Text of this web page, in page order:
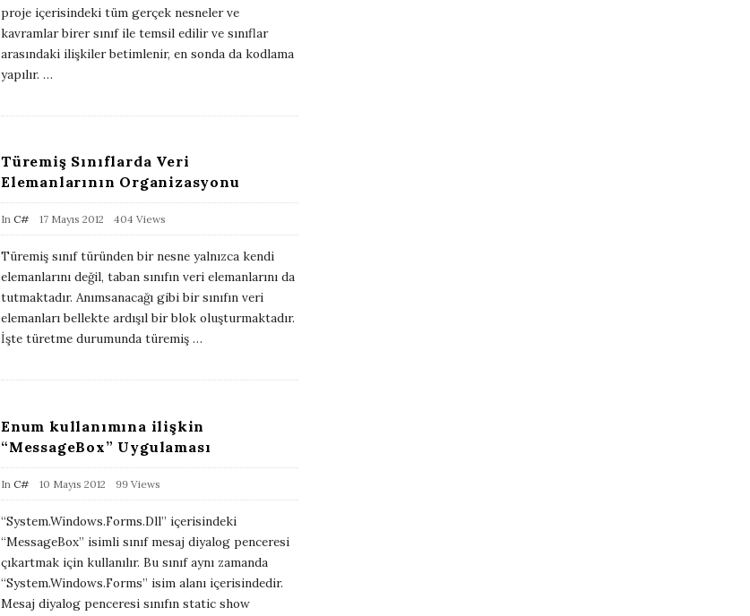
i
s
proje içerisindeki tüm gerçek nesneler ve
kavramlar birer sınıf ile temsil edilir ve sınıflar
arasındaki ilişkiler betimlenir, en sonda da kodlama
yapılır. …
Türemiş Sınıflarda Veri
Elemanlarının Organizasyonu
In C#
P
i
s
t
17 Mayıs 2012 404 Views
Türemiş sınıf türünden bir nesne yalnızca kendi
elemanlarını değil, taban sınıfın veri elemanlarını da
tutmaktadır. Anımsanacağı gibi bir sınıfın veri
elemanları bellekte ardışıl bir blok oluşturmaktadır.
İşte türetme durumunda türemiş …
Enum kullanımına ilişkin
“MessageBox” Uygulaması
In C#
P
i
s
10 Mayıs 2012 99 Views
“System.Windows.Forms.Dll” içerisindeki
“MessageBox” isimli sınıf mesaj diyalog penceresi
çıkartmak için kullanılır. Bu sınıf aynı zamanda
“System.Windows.Forms” isim alanı içerisindedir.
Mesaj diyalog penceresi sınıfın static show